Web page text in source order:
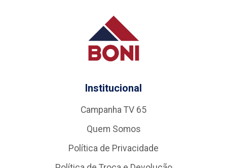
Institucional
Campanha TV 65
Quem Somos
Política de Privacidade